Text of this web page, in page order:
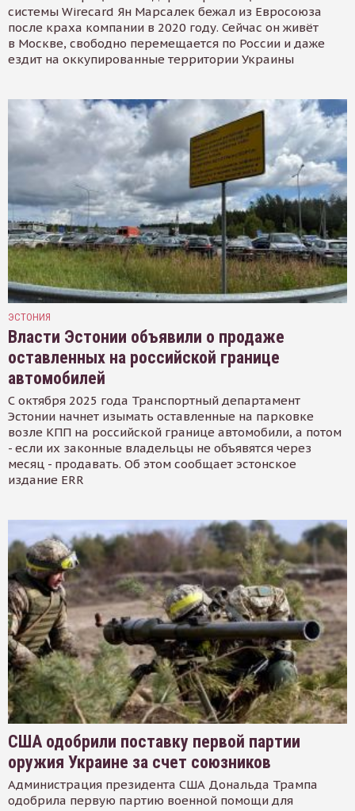
системы Wirecard Ян Марсалек бежал из Евросоюза
после краха компании в 2020 году. Сейчас он живёт
в Москве, свободно перемещается по России и даже
ездит на оккупированные территории Украины
ЭСТОНИЯ
Власти Эстонии объявили о продаже
оставленных на российской границе
автомобилей
С октября 2025 года Транспортный департамент
Эстонии начнет изымать оставленные на парковке
возле КПП на российской границе автомобили, а потом
- если их законные владельцы не объявятся через
месяц - продавать. Об этом сообщает эстонское
издание ERR
США одобрили поставку первой партии
оружия Украине за счет союзников
Администрация президента США Дональда Трампа
одобрила первую партию военной помощи для